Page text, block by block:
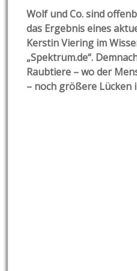
Wolf und Co. sind
das Ergebnis eines
Kerstin Viering im
„Spektrum.de“.
Raubtiere – wo der
– noch größere Lücken